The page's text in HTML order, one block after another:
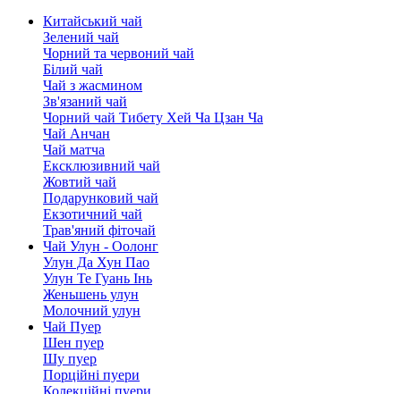
Китайський чай
Зелений чай
Чорний та червоний чай
Білий чай
Чай з жасмином
Зв'язаний чай
Чорний чай Тибету Хей Ча Цзан Ча
Чай Анчан
Чай матча
Ексклюзивний чай
Жовтий чай
Подарунковий чай
Екзотичний чай
Трав'яний фіточай
Чай Улун - Оолонг
Улун Да Хун Пао
Улун Те Гуань Інь
Женьшень улун
Молочний улун
Чай Пуер
Шен пуер
Шу пуер
Порційні пуери
Колекційні пуери